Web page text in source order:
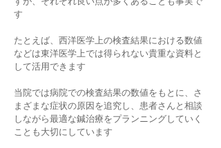
す
たとえば、西洋医学上の検査結果における数値
などは東洋医学上では得られない貴重な資料と
して活用できます
当院では病院での検査結果の数値をもとに、さ
まざまな症状の原因を追究し、患者さんと相談
しながら最適な鍼治療をプランニングしていく
ことも大切にしています